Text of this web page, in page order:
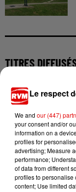
TITRES
6h20
6h20
ZAZIE
Peu Importe
Le respect
We and our (447)
your consent and/or
information on a
profiles for
advertising; Measure
performance;
of data from different
profiles to personalise
content; Use limited